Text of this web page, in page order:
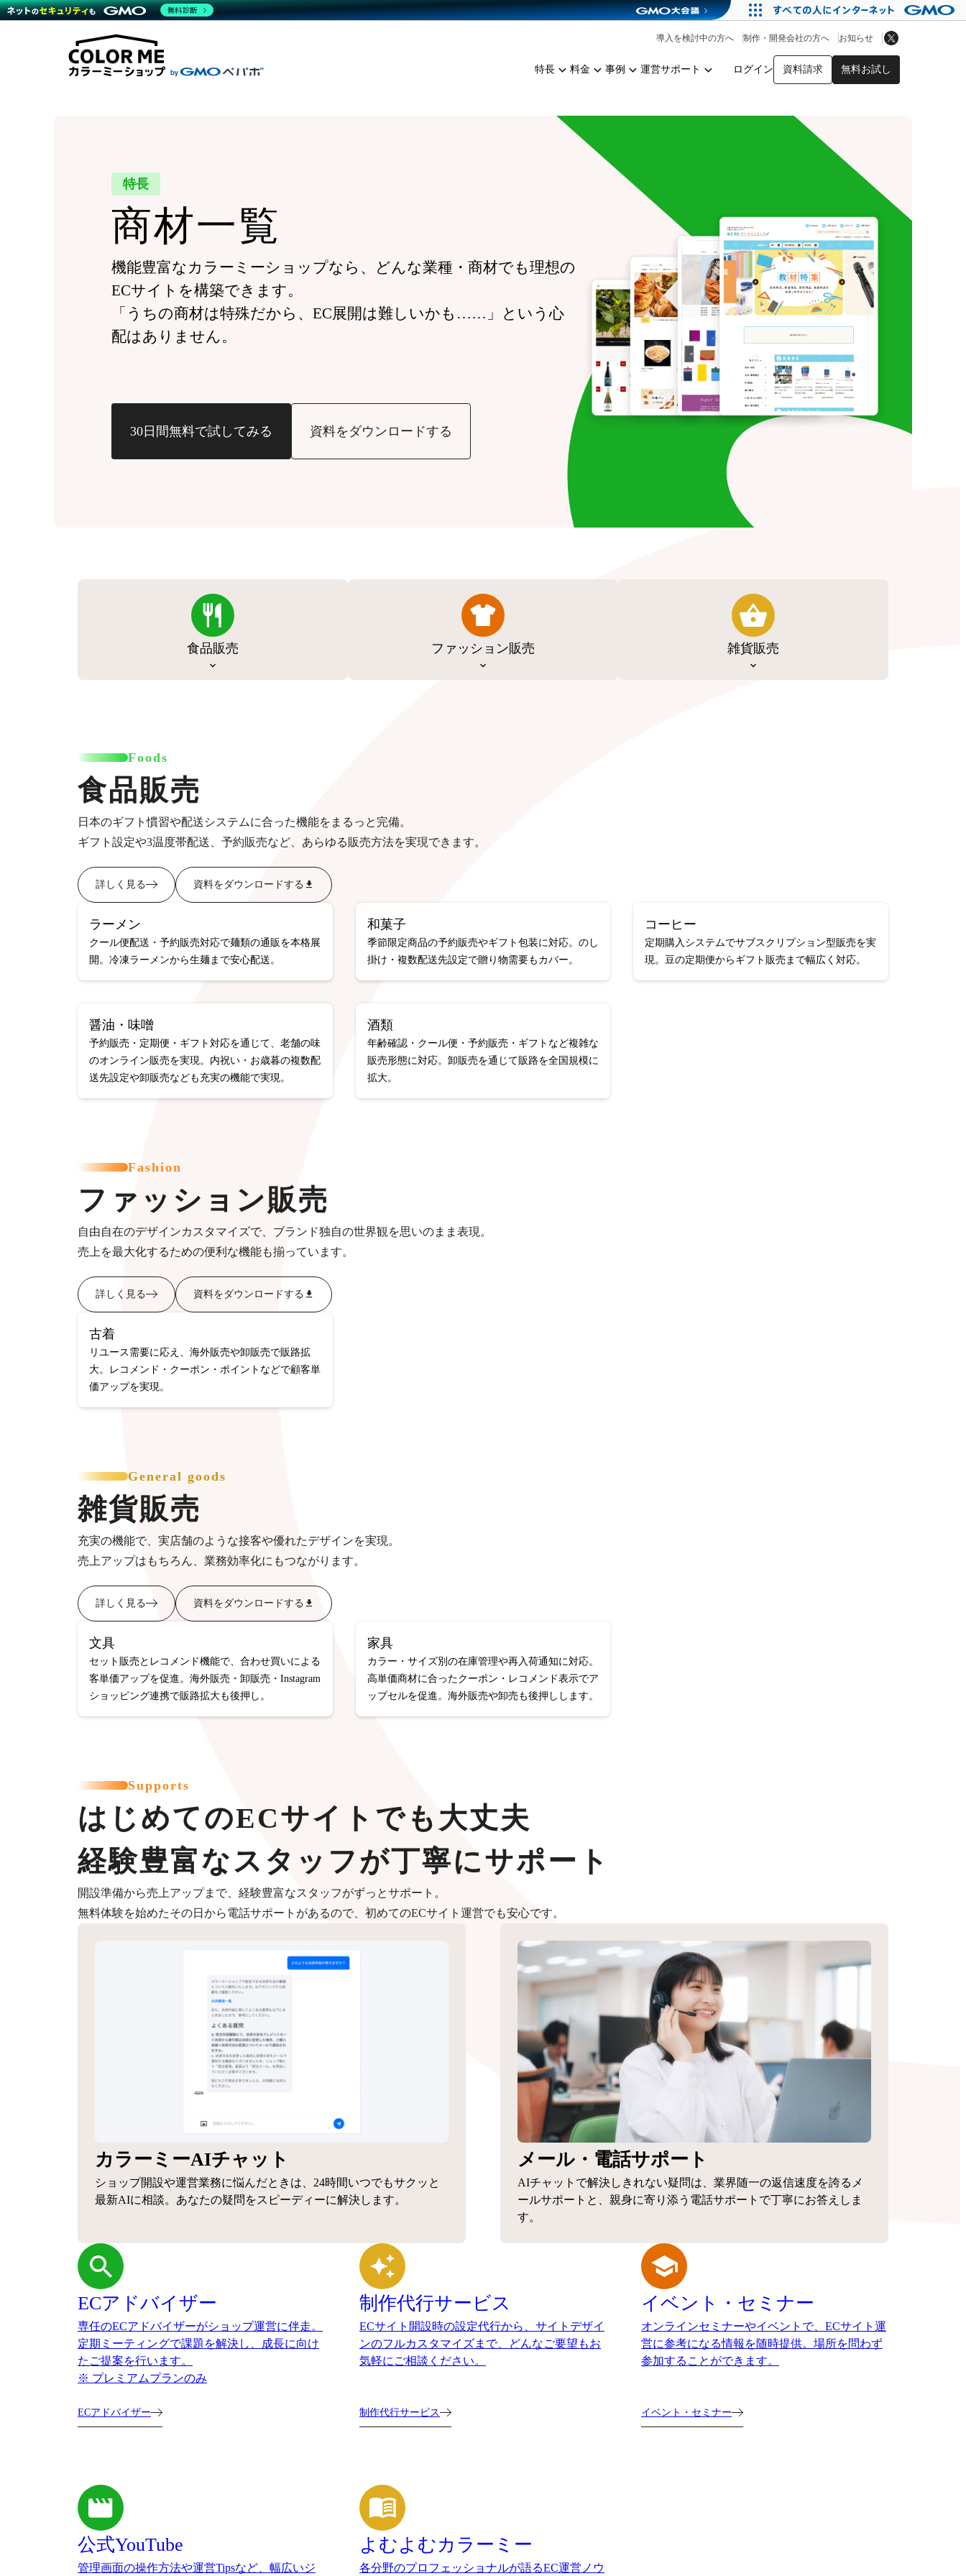
特長 料金 事例 運営サポート ログイン 資料請求 無料お試し
導入を検討中の方へ 制作・開発会社の方へ お知らせ
商材一覧を見る
機能一覧を見る
WordPress導入 雑貨販売 アプリストア
料金
プラン・料金一覧を見る
料金シミュレーション
事例
運営サポート
サポート一覧を見る
コミュニティイベントCarty
YouTubeチャンネル
特長
商材一覧
機能豊富なカラーミーショップなら、どんな業種・商材でも理想の
ECサイトを構築できます。
「うちの商材は特殊だから、EC展開は難しいかも……」という心
配はありません。
30日間無料で試してみる 資料をダウンロードする
食品販売 ファッション販売 雑貨販売
Foods
食品販売
日本のギフト慣習や配送システムに合った機能をまるっと完備。
ギフト設定や3温度帯配送、予約販売など、あらゆる販売方法を実現できます。
詳しく見る 資料をダウンロードする
ラーメン
クール便配送・予約販売対応で麺類の通販を本格展
開。冷凍ラーメンから生麺まで安心配送。
和菓子
季節限定商品の予約販売やギフト包装に対応。のし
掛け・複数配送先設定で贈り物需要もカバー。
コーヒー
定期購入システムでサブスクリプション型販売を実
現。豆の定期便からギフト販売まで幅広く対応。
醤油・味噌
予約販売・定期便・ギフト対応を通じて、老舗の味
のオンライン販売を実現。内祝い・お歳暮の複数配
送先設定や卸販売なども充実の機能で実現。
酒類
年齢確認・クール便・予約販売・ギフトなど複雑な
販売形態に対応。卸販売を通じて販路を全国規模に
拡大。
Fashion
ファッション販売
自由自在のデザインカスタマイズで、ブランド独自の世界観を思いのまま表現。
売上を最大化するための便利な機能も揃っています。
詳しく見る 資料をダウンロードする
古着
リユース需要に応え、海外販売や卸販売で販路拡
大。レコメンド・クーポン・ポイントなどで顧客単
価アップを実現。
General goods
雑貨販売
充実の機能で、実店舗のような接客や優れたデザインを実現。
売上アップはもちろん、業務効率化にもつながります。
詳しく見る 資料をダウンロードする
文具
セット販売とレコメンド機能で、合わせ買いによる
客単価アップを促進。海外販売・卸販売・Instagram
ショッピング連携で販路拡大も後押し。
家具
カラー・サイズ別の在庫管理や再入荷通知に対応。
高単価商材に合ったクーポン・レコメンド表示でア
ップセルを促進。海外販売や卸売も後押しします。
Supports
はじめてのECサイトでも大丈夫
経験豊富なスタッフが丁寧にサポート
開設準備から売上アップまで、経験豊富なスタッフがずっとサポート。
無料体験を始めたその日から電話サポートがあるので、初めてのECサイト運営でも安心です。
カラーミーAIチャット
ショップ開設や運営業務に悩んだときは、24時間いつでもサクッと
最新AIに相談。あなたの疑問をスピーディーに解決します。
メール・電話サポート
AIチャットで解決しきれない疑問は、業界随一の返信速度を誇るメ
ールサポートと、親身に寄り添う電話サポートで丁寧にお答えしま
す。
ECアドバイザー
専任のECアドバイザーがショップ運営に伴走。
定期ミーティングで課題を解決し、成長に向け
たご提案を行います。
※ プレミアムプランのみ
ECアドバイザー
制作代行サービス
ECサイト開設時の設定代行から、サイトデザイ
ンのフルカスタマイズまで、どんなご要望もお
気軽にご相談ください。
制作代行サービス
イベント・セミナー
オンラインセミナーやイベントで、ECサイト運
営に参考になる情報を随時提供。場所を問わず
参加することができます。
イベント・セミナー
公式YouTube
管理画面の操作方法や運営Tipsなど、幅広いジ
よむよむカラーミー
各分野のプロフェッショナルが語るEC運営ノウ
無料診断